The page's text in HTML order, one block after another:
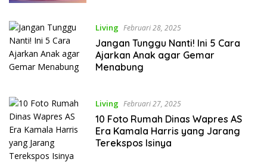
Living Februari 28, 2025
Jangan Tunggu Nanti! Ini 5 Cara
Ajarkan Anak agar Gemar
Menabung
Living Februari 27, 2025
10 Foto Rumah Dinas Wapres AS
Era Kamala Harris yang Jarang
Terekspos Isinya